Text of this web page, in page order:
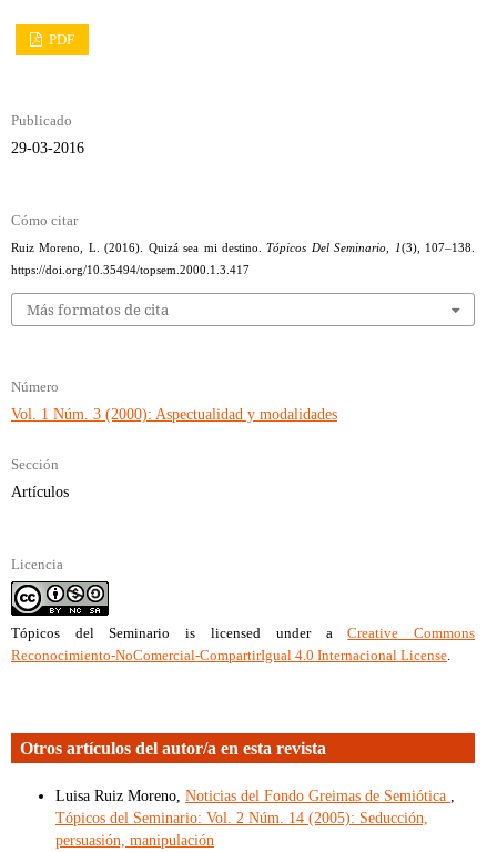
PDF
Publicado
29-03-2016
Cómo citar
Ruiz Moreno, L. (2016). Quizá sea mi destino.Tópicos Del Seminario 1(3), 107–138.
https://doi.org/10.35494/topsem.2000.1.3.417
Más formatos de cita
Número
Vol. 1 Núm. 3 (2000): Aspectualidad y modalidades
Sección
Artículos
Licencia
Tópicos del Seminario is licensed under aCreative Commons
Reconocimiento-NoComercial-CompartirIgual 4.0 Internacional License.
Otros artículos del autor/a en esta revista
Luisa Ruiz Moreno, Noticias del Fondo Greimas de Semiótica
Tópicos del Seminario: Vol. 2 Núm. 14 (2005): Seducción,
persuasión, manipulación